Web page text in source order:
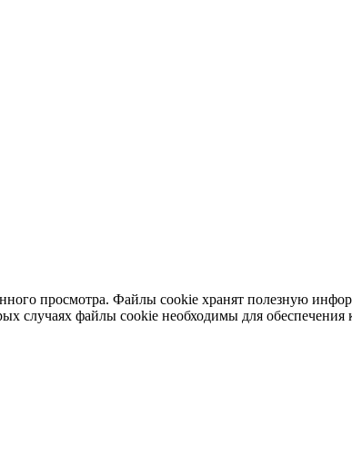
просмотра. Файлы cookie хранят полезную
случаях файлы cookie необходимы для обеспечения